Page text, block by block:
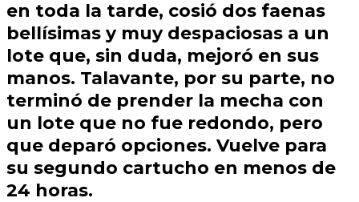
en toda la tarde, cosió dos faenas
bellísimas y muy despaciosas a un
lote que, sin duda, mejoró en sus
manos. Talavante, por su parte, no
terminó de prender la mecha con
un lote que no fue redondo, pero
que deparó opciones. Vuelve para
su segundo cartucho en menos de
24 horas.